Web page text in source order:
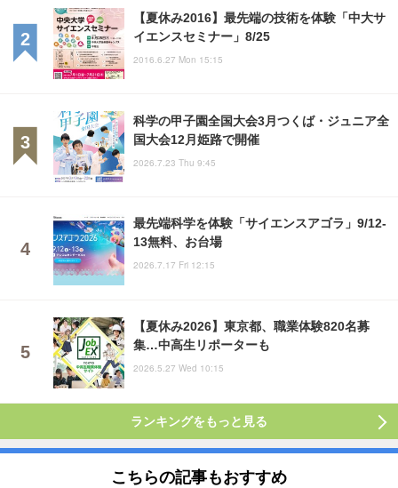
【夏休み2016】最先端の技術を体験「中大サ
イエンスセミナー」8/25
2016.6.27 Mon 15:15
科学の甲子園全国大会3月つくば・ジュニア全
国大会12月姫路で開催
2026.7.23 Thu 9:45
最先端科学を体験「サイエンスアゴラ」9/12-
13無料、お台場
2026.7.17 Fri 12:15
【夏休み2026】東京都、職業体験820名募
集…中高生リポーターも
2026.5.27 Wed 10:15
ランキングをもっと見る
こちらの記事もおすすめ